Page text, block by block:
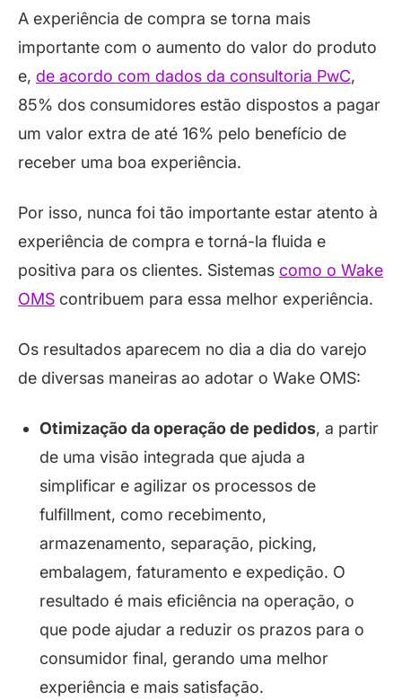
A experiência de compra se torna mais
importante com o aumento do valor do produto
e, de acordo com dados da consultoria PwC,
85% dos consumidores estão dispostos a pagar
um valor extra de até 16% pelo benefício de
receber uma boa experiência.
Por isso, nunca foi tão importante estar atento à
experiência de compra e torná-la fluida e
positiva para os clientes. Sistemas como o Wake
OMS contribuem para essa melhor experiência.
Os resultados aparecem no dia a dia do varejo
de diversas maneiras ao adotar o Wake OMS:
Otimização da operação de pedidos, a partir
de uma visão integrada que ajuda a
simplificar e agilizar os processos de
fulfillment, como recebimento,
armazenamento, separação, picking,
embalagem, faturamento e expedição. O
resultado é mais eficiência na operação, o
que pode ajudar a reduzir os prazos para o
consumidor final, gerando uma melhor
experiência e mais satisfação.